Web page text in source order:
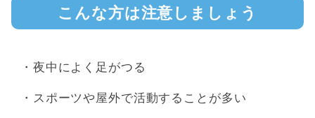
こんな方は注意しましょう
・夜中によく足がつる
・スポーツや屋外で活動することが多い